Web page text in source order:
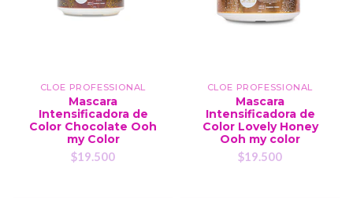
CLOE PROFESSIONAL
Mascara
Intensificadora de
Color Chocolate Ooh
my Color
$19.500
CLOE PROFESSIONAL
Mascara
Intensificadora de
Color Lovely Honey
Ooh my color
$19.500